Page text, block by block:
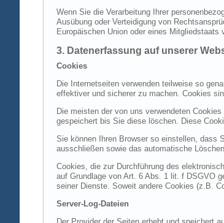
Wenn Sie die Verarbeitung Ihrer
Ausübung oder Verteidigung von
Europäischen Union oder eines Mitgliedstaats
3. Datenerfassung auf unserer
Cookies
Die Internetseiten verwenden teilweise so
effektiver und sicherer zu machen. Cookies
Die meisten der von uns verwendeten
gespeichert bis Sie diese löschen. Diese
Sie können Ihren Browser so einstellen, dass
ausschließen sowie das automatische
Cookies, die zur Durchführung des
auf Grundlage von Art. 6 Abs. 1 lit. f DSGVO
seiner Dienste. Soweit andere Cookies (z.B.
Server-Log-Dateien